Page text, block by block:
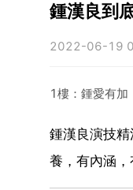
鍾漢良到
2022-06-19
1樓：鍾愛有加
鍾漢良演技
養，有內涵